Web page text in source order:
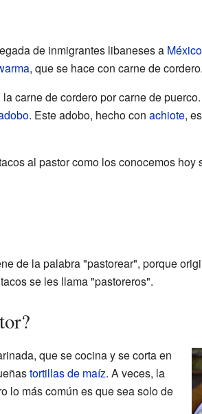
de inmigrantes libaneses a México
, que se hace con carne de cordero.
carne de cordero por carne de
. Este adobo, hecho con achiote,
al pastor como los conocemos
de la palabra "pastorear", porque
se les llama "pastoreros".
que se cocina y se corta en
tortillas de maíz. A veces, la
lo más común es que sea solo de